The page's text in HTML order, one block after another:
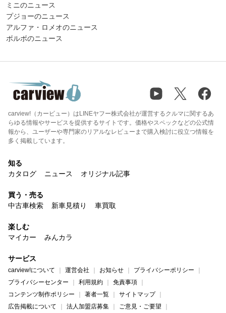
ミニのニュース
プジョーのニュース
アルファ・ロメオのニュース
ボルボのニュース
carview!（カービュー）はLINEヤフー株式会社が運営するクルマに関するあ
らゆる情報やサービスを提供するサイトです。価格やスペックなどの公式情
報から、ユーザーや専門家のリアルなレビューまで購入検討に役立つ情報を
多く掲載しています。
知る
カタログ
ニュース オリジナル記事
買う・売る
中古車検索
新車見積り 車買取
楽しむ
マイカー
みんカラ
サービス
carview!について 運営会社 お知らせ
プライバシーポリシー
プライバシーセンター
利用規約
免責事項
コンテンツ制作ポリシー
著者一覧
サイトマップ
広告掲載について
法人加盟店募集 ご意見・ご要望